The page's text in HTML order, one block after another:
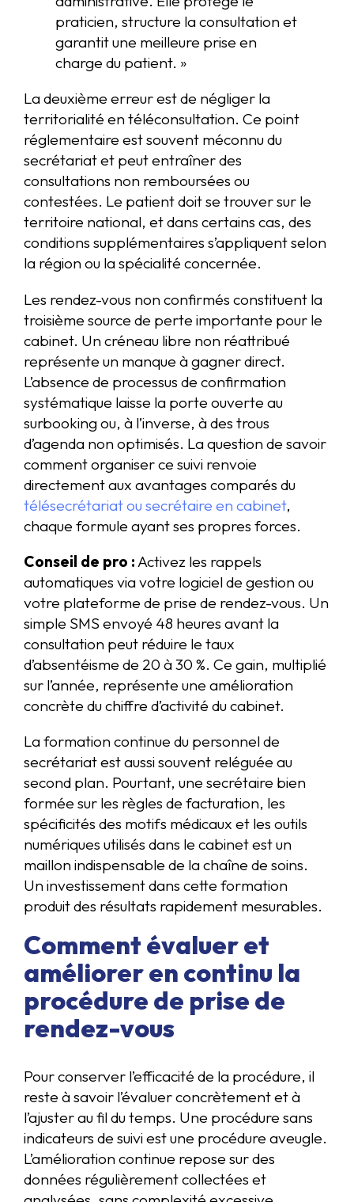
praticien, structure la consultation et
garantit une meilleure prise en
charge du patient. »
La deuxième erreur est de négliger la
territorialité en téléconsultation. Ce point
réglementaire est souvent méconnu du
secrétariat et peut entraîner des
consultations non remboursées ou
contestées. Le patient doit se trouver sur le
territoire national, et dans certains cas, des
conditions supplémentaires s’appliquent selon
la région ou la spécialité concernée.
Les rendez-vous non confirmés constituent la
troisième source de perte importante pour le
cabinet. Un créneau libre non réattribué
représente un manque à gagner direct.
L’absence de processus de confirmation
systématique laisse la porte ouverte au
surbooking ou, à l’inverse, à des trous
d’agenda non optimisés. La question de savoir
comment organiser ce suivi renvoie
directement aux avantages comparés du
télésecrétariat ou secrétaire en cabinet,
chaque formule ayant ses propres forces.
Conseil de pro : Activez les rappels
automatiques via votre logiciel de gestion ou
votre plateforme de prise de rendez-vous. Un
simple SMS envoyé 48 heures avant la
consultation peut réduire le taux
d’absentéisme de 20 à 30 %. Ce gain, multiplié
sur l’année, représente une amélioration
concrète du chiffre d’activité du cabinet.
La formation continue du personnel de
secrétariat est aussi souvent reléguée au
second plan. Pourtant, une secrétaire bien
formée sur les règles de facturation, les
spécificités des motifs médicaux et les outils
numériques utilisés dans le cabinet est un
maillon indispensable de la chaîne de soins.
Un investissement dans cette formation
produit des résultats rapidement mesurables.
Comment évaluer et
améliorer en continu la
procédure de prise de
rendez-vous
Pour conserver l’efficacité de la procédure, il
reste à savoir l’évaluer concrètement et à
l’ajuster au fil du temps. Une procédure sans
indicateurs de suivi est une procédure aveugle.
L’amélioration continue repose sur des
données régulièrement collectées et